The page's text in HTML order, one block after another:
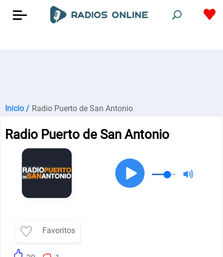
Inicio / Radio Puerto de San Antonio
Radio Puerto de San Antonio
Favoritos